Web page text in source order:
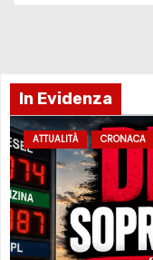
In Evidenza
ATTUALITÀ CRONACA